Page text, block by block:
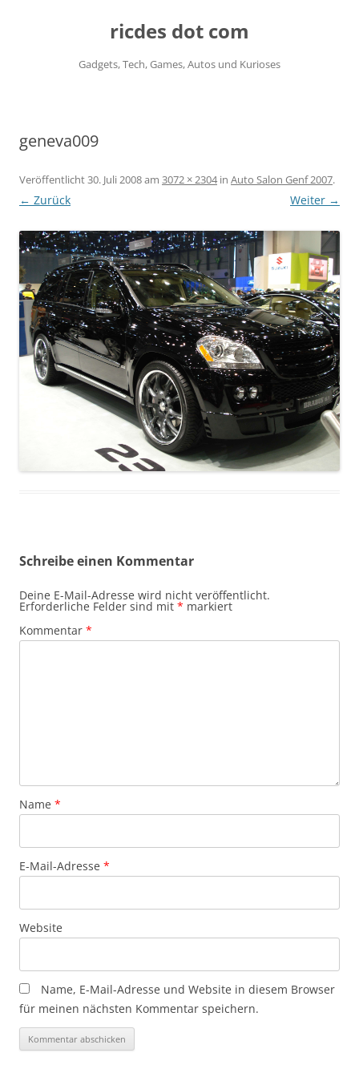
ricdes dot com
Gadgets, Tech, Games, Autos und Kurioses
geneva009
Veröffentlicht30. Juli 2008am 3072 × 2304in Auto Salon Genf 2007.
← Zurück Weiter →
Schreibe einen Kommentar
Deine E-Mail-Adresse wird nicht veröffentlicht.
Erforderliche Felder sind mit * markiert
Kommentar *
Name *
E-Mail-Adresse *
Website
Name, E-Mail-Adresse und Website in diesem Browser
für meinen nächsten Kommentar speichern.